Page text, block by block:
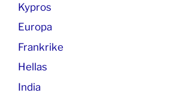
Kypros
Europa
Frankrike
Hellas
India